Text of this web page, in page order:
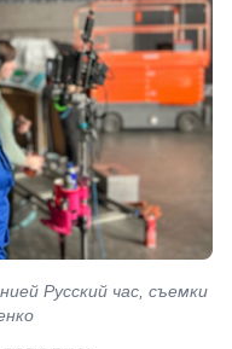
Русский час, съемки